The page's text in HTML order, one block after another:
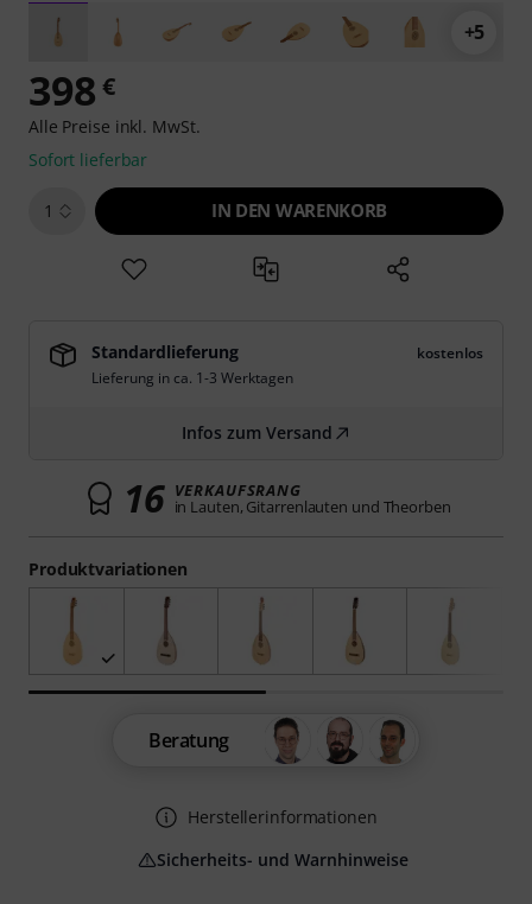
+5
Produktvariationen
398 €
Alle Preise inkl. MwSt.
Sofort lieferbar
1 IN DEN WARENKORB
Standardlieferung
kostenlos
Lieferung in ca. 1-3 Werktagen
Infos zum Versand
16 VERKAUFSRANG
in Lauten, Gitarrenlauten und Theorben
Beratung
Herstellerinformationen
Sicherheits- und Warnhinweise